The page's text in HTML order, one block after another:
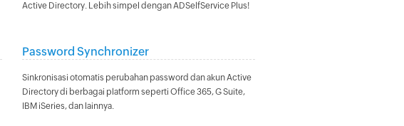
Active Directory. Lebih simpel dengan ADSelfService Plus!
Password Synchronizer
Sinkronisasi otomatis perubahan password dan akun Active
Directory di berbagai platform seperti Office 365, G Suite,
IBM iSeries, dan lainnya.